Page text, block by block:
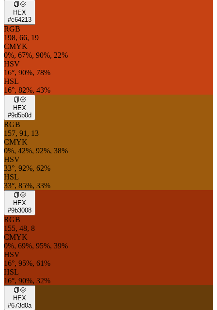
HEX
#c64213
RGB
198, 66, 19
CMYK
0%, 67%, 90%, 22%
HSV
16°, 90%, 78%
HSL
16°, 82%, 43%
HEX
#9d5b0d
RGB
157, 91, 13
CMYK
0%, 42%, 92%, 38%
HSV
33°, 92%, 62%
HSL
33°, 85%, 33%
HEX
#9b3008
RGB
155, 48, 8
CMYK
0%, 69%, 95%, 39%
HSV
16°, 95%, 61%
HSL
16°, 90%, 32%
HEX
#673d0a